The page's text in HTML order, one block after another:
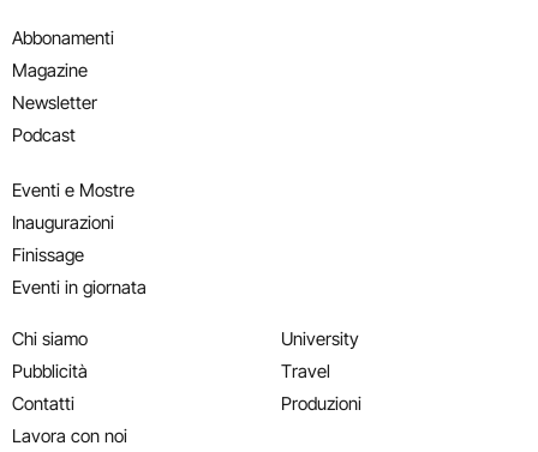
Abbonamenti
Magazine
Newsletter
Podcast
Eventi e Mostre
Inaugurazioni
Finissage
Eventi in giornata
Chi siamo
Pubblicità
Contatti
Lavora con noi
University
Travel
Produzioni